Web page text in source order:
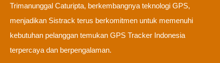
Trimanunggal Caturipta, berkembangnya teknologi GPS,
menjadikan Sistrack terus berkomitmen untuk memenuhi
kebutuhan pelanggan temukan GPS Tracker Indonesia
terpercaya dan berpengalaman.